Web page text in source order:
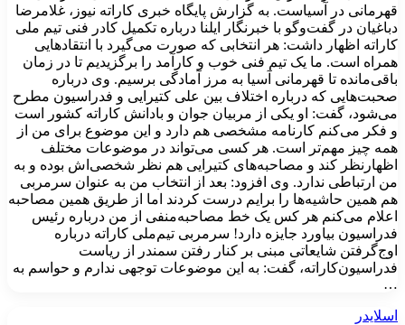
قهرمانی در آسیاست. به گزارش پایگاه خبری کاراته نیوز، غلامرضا
دباغیان در گفت‌وگو با خبرنگار ایلنا درباره تکمیل کادر فنی تیم ملی
کاراته اظهار داشت: هر انتخابی که صورت می‌گیرد با انتقادهایی
همراه است. ما یک تیم فنی خوب و کارآمد را برگزیدیم تا در زمان
باقی‌مانده تا قهرمانی آسیا به مرز آمادگی برسیم. وی درباره
صحبت‌هایی که درباره اختلاف بین علی کتیرایی و فدراسیون مطرح
می‌شود، گفت: او یکی از مربیان جوان و بادانش کاراته کشور است
و فکر می‌کنم کارنامه مشخصی هم دارد و این موضوع برای من از
همه چیز مهم‌تر است. هر کسی می‌تواند در موضوعات مختلف
اظهارنظر کند و مصاحبه‌های کتیرایی هم نظر شخصی‌اش بوده و به
من ارتباطی ندارد. وی افزود: بعد از انتخاب من به عنوان سرمربی
هم همین حاشیه‌ها را برایم درست کردند اما از طریق همین مصاحبه
اعلام می‌کنم هر کس یک خط مصاحبه‌منفی از من درباره رئیس
فدراسیون بیاورد جایزه دارد! سرمربی تیم‌ملی کاراته درباره
اوج‌گرفتن شایعاتی مبنی بر کنار رفتن سمندر از ریاست
فدراسیون‌کاراته، گفت: به این موضوعات توجهی ندارم و حواسم به
…
اسلایدر